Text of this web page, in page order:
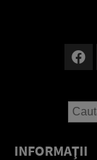
INFORMAŢII